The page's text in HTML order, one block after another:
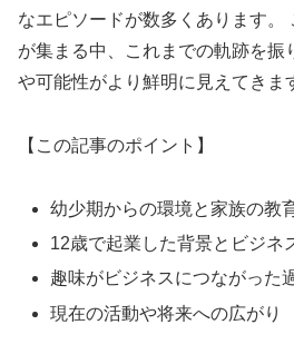
なエピソードが数多くあります。
が集まる中、これまでの軌跡を振
や可能性がより鮮明に見えてきま
【この記事のポイント】
幼少期からの環境と家族の教
12歳で起業した背景とビジネ
趣味がビジネスにつながった
現在の活動や将来への広がり